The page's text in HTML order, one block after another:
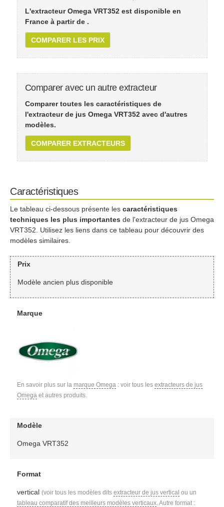
L'extracteur Omega VRT352 est disponible en
France à partir de .
COMPARER LES PRIX
Comparer avec un autre extracteur
Comparer toutes les caractéristiques de
l'extracteur de jus Omega VRT352 avec d'autres
modèles.
COMPARER EXTRACTEURS
Caractéristiques
Le tableau ci-dessous présente les caractéristiques
techniques les plus importantes de l'extracteur de jus Omega
VRT352. Utilisez les liens dans ce tableau pour découvrir des
modèles similaires.
Prix
Modèle ancien plus disponible
Marque
En savoir plus sur la marque Omega: voir tous les extracteurs de jus
Omegaet autres produits.
Modèle
Omega VRT352
Format
vertical (voir tous les modèles dits extracteur de jus vertical ou un
tableau comparatif des meilleurs modèles verticaux. Autre format :